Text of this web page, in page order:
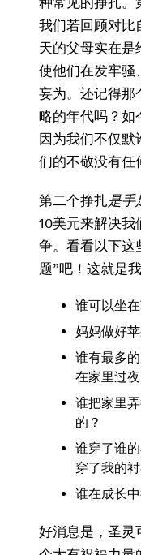
我们若回顾对比
天的父母实在是
使他们在发牢骚
妄为。还记得那
略的年代吗？如
因为我们不仅
们的不敬没有任
第二个挣扎是手
10美元来解决我
争。看看以下这
题”吧！这就是
谁可以坐
妈妈做好
谁有最多
在家里过夜
谁把家里
的？
谁穿了谁
穿了我的
谁在成长
好消息是，圣灵